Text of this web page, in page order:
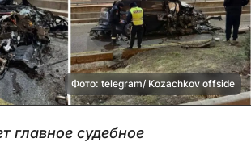
Фото: telegram/ Kozachkov offside
главное судебное